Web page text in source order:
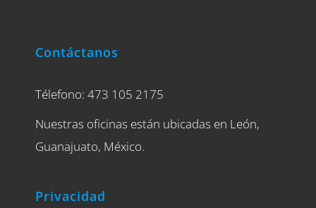
Contáctanos
Télefono: 473 105 2175
Nuestras oficinas están ubicadas en León,
Guanajuato, México.
Privacidad